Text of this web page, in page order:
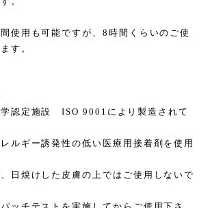
使用も可能ですが、8時間くらいのご使
す。
学認定施設 ISO 9001により製造されて
ルギー誘発性の低い医療用接着剤を使用
日焼けした皮膚の上ではご使用しないで